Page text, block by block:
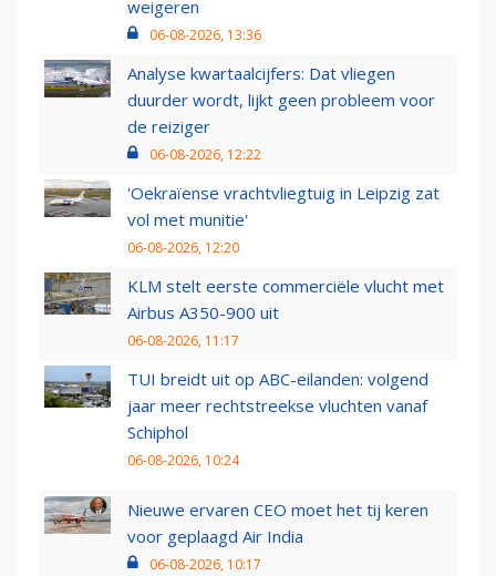
weigeren
06-08-2026, 13:36
Analyse kwartaalcijfers: Dat vliegen
duurder wordt, lijkt geen probleem voor
de reiziger
06-08-2026, 12:22
'Oekraïense vrachtvliegtuig in Leipzig zat
vol met munitie'
06-08-2026, 12:20
KLM stelt eerste commerciële vlucht met
Airbus A350-900 uit
06-08-2026, 11:17
TUI breidt uit op ABC-eilanden: volgend
jaar meer rechtstreekse vluchten vanaf
Schiphol
06-08-2026, 10:24
Nieuwe ervaren CEO moet het tij keren
voor geplaagd Air India
06-08-2026, 10:17